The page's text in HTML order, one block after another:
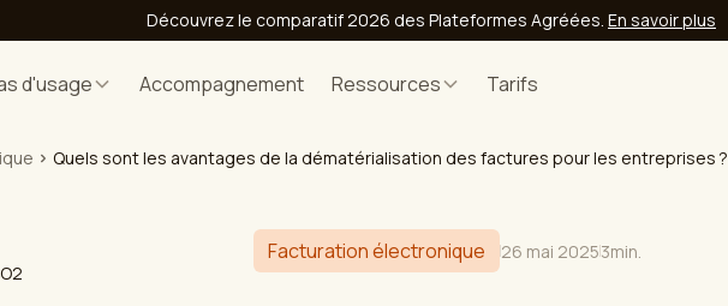
Découvrez le comparatif 2026 des Plateformes Agréées. En savoir plus
d'usage Accompagnement Ressources Tarifs
Quels sont les avantages de la dématérialisation des factures pour les entreprises ?
Facturation électronique 26 mai 20253min.